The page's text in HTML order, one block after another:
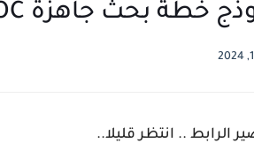
الرابط .. انتظر قليلا..